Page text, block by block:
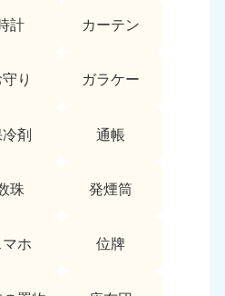
計 カーテン
り ガラケー
剤 通帳
珠 発煙筒
ホ 位牌
9:00〜19:00 年中無休
9:00〜19:00 年中無休
鹿児島県
050-1880-9889